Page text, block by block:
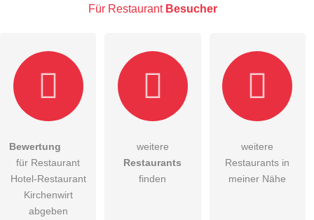
Die Datenschutzerklärunghabe ich zur Kenntnis genommen.
öffentliche Frage stellen
Für Restaurant Besucher
Bewertung
für Restaurant
Hotel-Restaurant
Kirchenwirt
abgeben
weitere
Restaurants
finden
weitere
Restaurants in
meiner Nähe